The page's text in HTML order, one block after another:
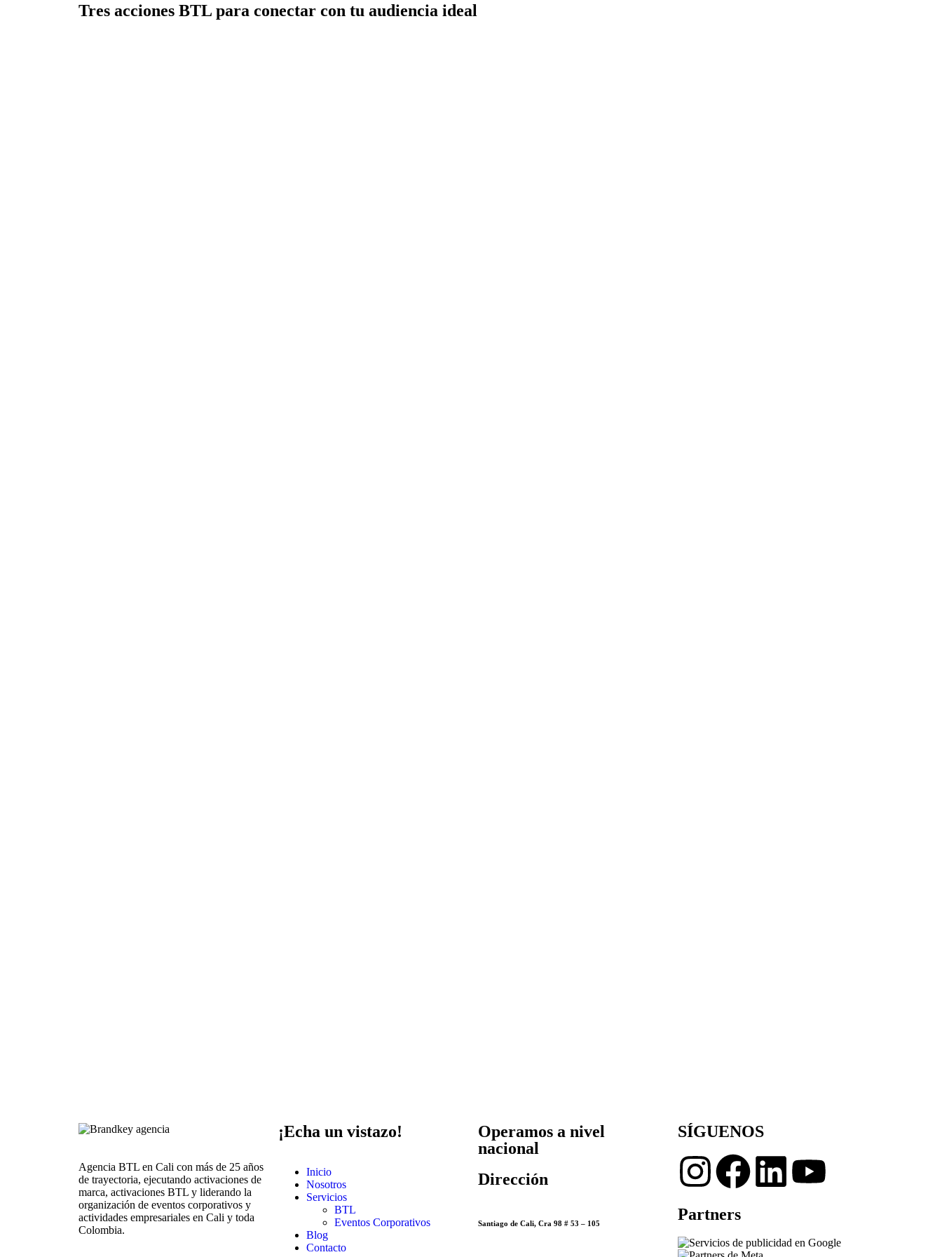
Tres acciones BTL para conectar con tu audiencia ideal
Agencia BTL en Cali con más de 25 años
de trayectoria, ejecutando activaciones de
marca, activaciones BTL y liderando la
organización de eventos corporativos y
actividades empresariales en Cali y toda
Colombia.
¡Echa un vistazo!
Inicio
Nosotros
Servicios
BTL
Eventos Corporativos
Blog
Contacto
Operamos a nivel
nacional
Dirección
Santiago de Cali, Cra 98 # 53 – 105
SÍGUENOS
Partners